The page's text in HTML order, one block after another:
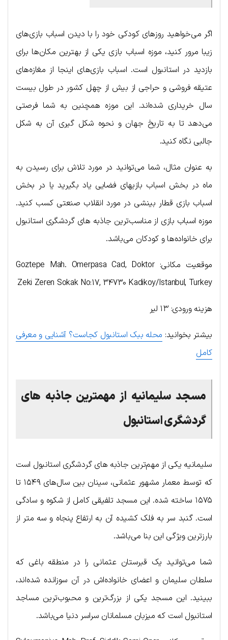
اگر می‌خواهید روزهای کودکی خود را با دیدن اسباب بازی‌های
زیبا مرور کنید، موزه اسباب بازی یکی از بهترین مکان‌ها برای
بازدید در استانبول است. اسباب بازی‌های اینجا از مغازه‌های
عتیقه فروشی و حراجی از بیش از چهل کشور در طول بیست
سال خریداری شده‌اند. این موزه همچنین به شما فرصتی
می‌دهد تا به تاریخ جهان و نحوه شکل گیری آن به شکل
جالبی نگاه کنید.
به عنوان مثال، شما می‌توانید در مورد تلاش برای رسیدن به
ماه در بخش اسباب بازیهای فضایی یاد بگیرید یا در بخش
اسباب بازی قطار بینشی در مورد انقلاب صنعتی کسب کنید.
موزه اسباب بازی از مناسب‌ترین جاذبه های گردشگری استانبول
برای خانواده‌ها و کودکان می‌باشد.
موقعیت مکانی: Goztepe Mah. Omerpasa Cad, Doktor
Zeki Zeren Sokak No:17, 34730 Kadikoy/Istanbul, Turkey
هزینه ورودی: ۱۳ لیر
بیشتر بخوانید: محله ببک استانبول کجاست؟ آشنایی و معرفی
کامل
مسجد سلیمانیه از مهمترین جاذبه های
گردشگری استانبول
سلیمانیه یکی از مهم‌ترین جاذبه های گردشگری استانبول است
که توسط معمار مشهور عثمانی، سینان بین سال‌های ۱۵۴۹ تا
۱۵۷۵ ساخته شده. این مسجد تلفیقی کامل از شکوه و سادگی
است. گنبد سر به فلک کشیده آن به ارتفاع پنجاه و سه متر از
بارزترین ویژگی این بنا می‌باشد.
شما می‌توانید یک قبرستان عثمانی را در منطقه باغی که
سلطان سلیمان و اعضای خانواده‌اش در آن سوزانده شده‌اند،
ببینید. این مسجد یکی از بزرگ‌ترین و محبوب‌ترین مساجد
استانبول است که میزبان مسلمانان سراسر دنیا می‌باشد.